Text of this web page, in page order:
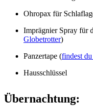
Ohropax für
Imprägnier Spray für
Globetrotter)
Panzertape (findest
Hausschlüssel
Übernachtung: